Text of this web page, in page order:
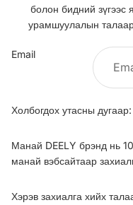
болон бидний зүгээс
урамшуулалын
Email
Холбогдох утасны
Манай DEELY брэнд нь
манай вэбсайтаар
Хэрэв захиалга хийх